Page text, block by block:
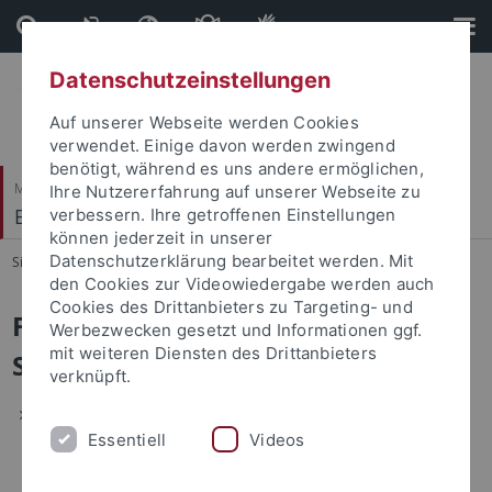
Direkt
zum
Inhalt
Direkt
zur
Fußleiste
Mathematisch-Naturwissenschaftliche Fakultät
Evolutionäre Kognition (Kognitionswissenschaft)
Sie sind hier: Startseite ... Mitarbeiter*innen
Forschungsinteressen - Verena
Seibold
Wie nutzen wir zeitliche Informationen, die uns über
Datenschutzeinstellungen
Auf unserer Webseite werden Cookies
verwendet. Einige davon werden zwingend
benötigt, während es uns andere ermöglichen,
Ihre Nutzererfahrung auf unserer Webseite zu
verbessern. Ihre getroffenen Einstellungen
können jederzeit in unserer
Datenschutzerklärung bearbeitet werden. Mit
den Cookies zur Videowiedergabe werden auch
Cookies des Drittanbieters zu Targeting- und
Werbezwecken gesetzt und Informationen ggf.
mit weiteren Diensten des Drittanbieters
verknüpft.
Essentiell Videos